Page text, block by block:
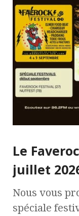
Le
juillet
Nous vous
spéciale